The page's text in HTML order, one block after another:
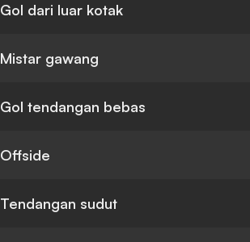
Gol dari luar kotak
Mistar gawang
Gol tendangan bebas
Offside
Tendangan sudut